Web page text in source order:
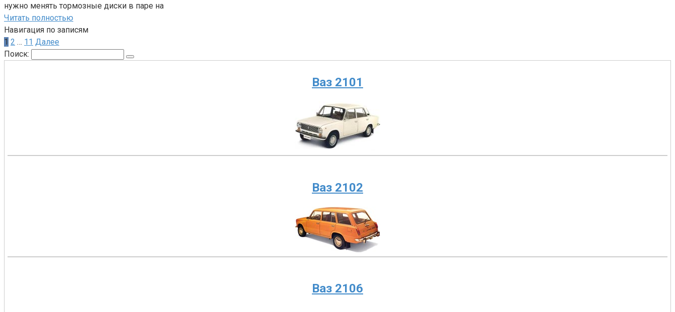
нужно менять тормозные диски в паре на
Читать полностью
Навигация по записям
1 2 … 11 Далее
Поиск:
Ваз 2101
Ваз 2102
Ваз 2106